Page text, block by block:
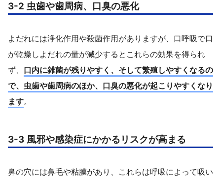
3-2 虫歯や歯周病、口臭の悪化
よだれには浄化作用や殺菌作用がありますが、口呼吸で口
が乾燥しよだれの量が減少するとこれらの効果を得られ
ず、 口内に雑菌が残りやすく、そして繁殖しやすくなるの
で、虫歯や歯周病のほか、口臭の悪化が起こりやすくなり
ます。
3-3 風邪や感染症にかかるリスクが高まる
鼻の穴には鼻毛や粘膜があり、これらは呼吸によって吸い